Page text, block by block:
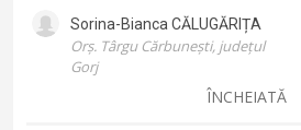
Sorina-Bianca CĂLUGĂRIȚA
Orș. Târgu Cărbunești, județul
Gorj
ÎNCHEIATĂ